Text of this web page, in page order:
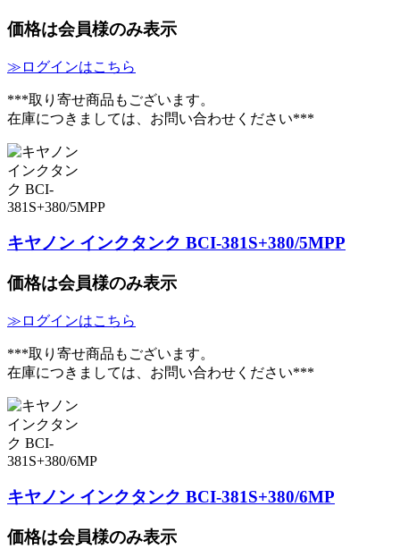
価格は会員様のみ表示
≫ログインはこちら
***取り寄せ商品もございます。
在庫につきましては、お問い合わせください***
キヤノン インクタンク BCI-381S+380/5MPP
価格は会員様のみ表示
≫ログインはこちら
***取り寄せ商品もございます。
在庫につきましては、お問い合わせください***
キヤノン インクタンク BCI-381S+380/6MP
価格は会員様のみ表示